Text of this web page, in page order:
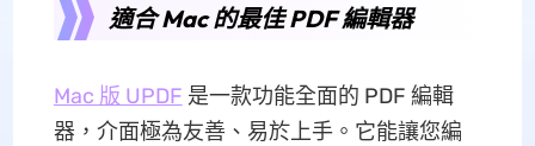
適合 Mac 的最佳 PDF 編輯器
Mac 版 UPDF 是一款功能全面的 PDF 編輯
器，介面極為友善、易於上手。它能讓您編